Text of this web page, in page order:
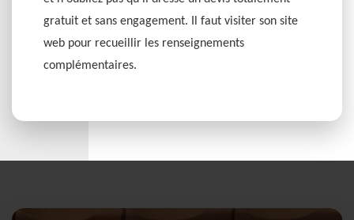
gratuit et sans engagement. Il faut visiter son site
web pour recueillir les renseignements
complémentaires.